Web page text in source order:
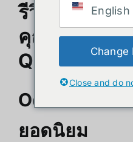
รีวิวการใช้งา
คุณสมบัติขอ
Quest 2
Oculus
ยอดนิยม
English
Change
Close and do